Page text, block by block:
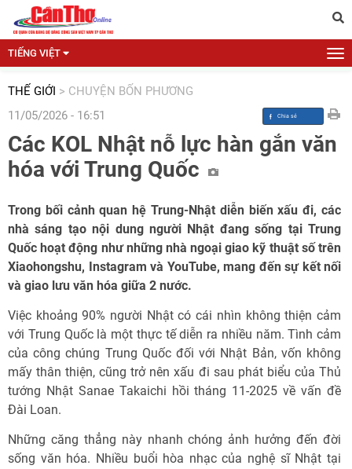
TIẾNG VIỆT
THẾ GIỚI > CHUYỆN BỐN PHƯƠNG
11/05/2026 - 16:51
Các KOL Nhật nỗ lực hàn gắn văn
hóa với Trung Quốc
Trong bối cảnh quan hệ Trung-Nhật diễn biến xấu đi, các
nhà sáng tạo nội dung người Nhật đang sống tại Trung
Quốc hoạt động như những nhà ngoại giao kỹ thuật số trên
Xiaohongshu, Instagram và YouTube, mang đến sự kết nối
và giao lưu văn hóa giữa 2 nước.
Việc khoảng 90% người Nhật có cái nhìn không thiện cảm
với Trung Quốc là một thực tế diễn ra nhiều năm. Tình cảm
của công chúng Trung Quốc đối với Nhật Bản, vốn không
mấy thân thiện, cũng trở nên xấu đi sau phát biểu của Thủ
tướng Nhật Sanae Takaichi hồi tháng 11-2025 về vấn đề
Đài Loan.
Những căng thẳng này nhanh chóng ảnh hưởng đến đời
sống văn hóa. Nhiều buổi hòa nhạc của nghệ sĩ Nhật tại